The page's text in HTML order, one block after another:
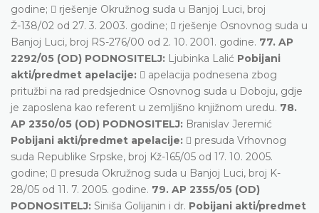
godine;  rješenje Okružnog suda u Banjoj Luci, broj
Ž-138/02 od 27. 3. 2003. godine;  rješenje Osnovnog suda u
Banjoj Luci, broj RS-276/00 od 2. 10. 2001. godine. 77. AP
2292/05 (OD) PODNOSITELJ: Ljubinka Lalić Pobijani
akti/predmet apelacije:  apelacija podnesena zbog
pritužbi na rad predsjednice Osnovnog suda u Doboju, gdje
je zaposlena kao referent u zemljišno knjižnom uredu. 78.
AP 2350/05 (OD) PODNOSITELJ: Branislav Jeremić
Pobijani akti/predmet apelacije:  presuda Vrhovnog
suda Republike Srpske, broj Kž-165/05 od 17. 10. 2005.
godine;  presuda Okružnog suda u Banjoj Luci, broj K-
28/05 od 11. 7. 2005. godine. 79. AP 2355/05 (OD)
PODNOSITELJ: Siniša Golijanin i dr. Pobijani akti/predmet